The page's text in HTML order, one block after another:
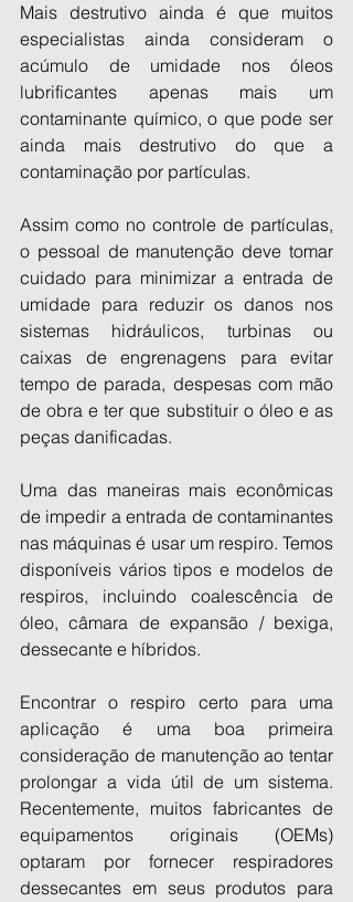
Mais destrutivo ainda é que muitos
especialistas ainda consideram o
acúmulo de umidade nos óleos
lubrificantes apenas mais um
contaminante químico, o que pode ser
ainda mais destrutivo do que a
contaminação por partículas.
Assim como no controle de partículas,
o pessoal de manutenção deve tomar
cuidado para minimizar a entrada de
umidade para reduzir os danos nos
sistemas hidráulicos, turbinas ou
caixas de engrenagens para evitar
tempo de parada, despesas com mão
de obra e ter que substituir o óleo e as
peças danificadas.
Uma das maneiras mais econômicas
de impedir a entrada de contaminantes
nas máquinas é usar um respiro. Temos
disponíveis vários tipos e modelos de
respiros, incluindo coalescência de
óleo, câmara de expansão / bexiga,
dessecante e híbridos.
Encontrar o respiro certo para uma
aplicação é uma boa primeira
consideração de manutenção ao tentar
prolongar a vida útil de um sistema.
Recentemente, muitos fabricantes de
equipamentos originais (OEMs)
optaram por fornecer respiradores
dessecantes em seus produtos para